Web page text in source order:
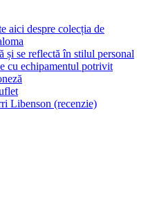
aici despre colecția de
și se reflectă în stilul personal
cu echipamentul potrivit
Libenson (recenzie)